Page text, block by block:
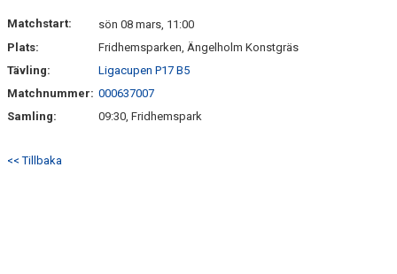
Matchstart:
sön 08 mars, 11:00
Plats:
Fridhemsparken, Ängelholm Konstgräs
Tävling:
Ligacupen P17 B5
Matchnummer: 000637007
Samling:
09:30, Fridhemspark
<< Tillbaka